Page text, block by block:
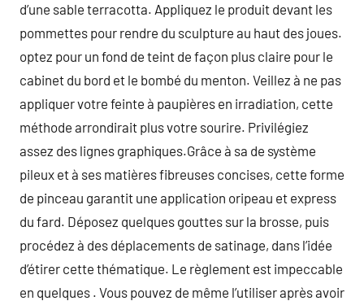
d’une sable terracotta. Appliquez le produit devant les
pommettes pour rendre du sculpture au haut des joues.
optez pour un fond de teint de façon plus claire pour le
cabinet du bord et le bombé du menton. Veillez à ne pas
appliquer votre feinte à paupières en irradiation, cette
méthode arrondirait plus votre sourire. Privilégiez
assez des lignes graphiques.Grâce à sa de système
pileux et à ses matières fibreuses concises, cette forme
de pinceau garantit une application oripeau et express
du fard. Déposez quelques gouttes sur la brosse, puis
procédez à des déplacements de satinage, dans l’idée
d’étirer cette thématique. Le règlement est impeccable
en quelques . Vous pouvez de même l’utiliser après avoir